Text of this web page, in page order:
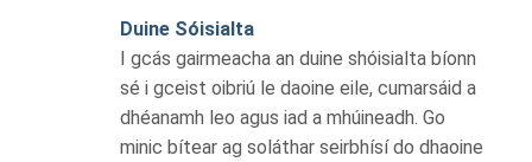
Duine Sóisialta
I gcás gairmeacha an duine shóisialta bíonn
sé i gceist oibriú le daoine eile, cumarsáid a
dhéanamh leo agus iad a mhúineadh. Go
minic bítear ag soláthar seirbhísí do dhaoine